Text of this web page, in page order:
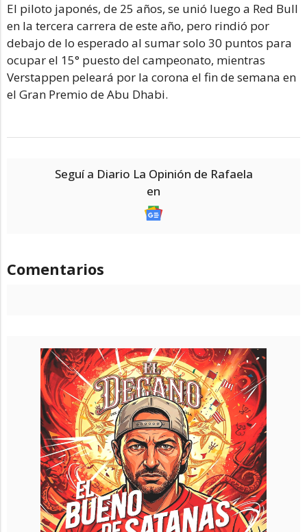
El piloto japonés, de 25 años, se unió luego a Red Bull
en la tercera carrera de este año, pero rindió por
debajo de lo esperado al sumar solo 30 puntos para
ocupar el 15° puesto del campeonato, mientras
Verstappen peleará por la corona el fin de semana en
el Gran Premio de Abu Dhabi.
Seguí a Diario La Opinión de Rafaela
en
Comentarios